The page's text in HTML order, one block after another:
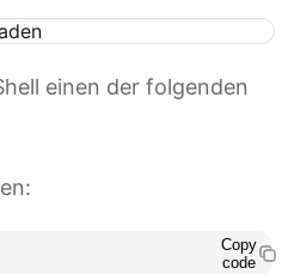
einen der folgenden
Copy
code